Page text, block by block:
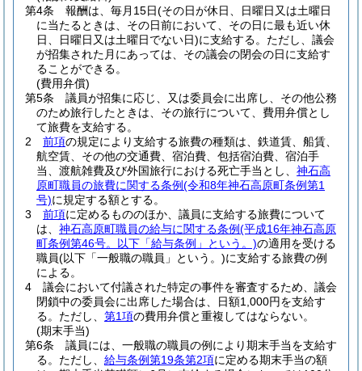
第4条
報酬は、毎月15日(その日が休日、日曜日又は土曜日
に当たるときは、その日前において、その日に最も近い休
日、日曜日又は土曜日でない日)に支給する。 ただし、議会
が招集された月にあっては、その議会の閉会の日に支給す
ることができる。
(費用弁償)
第5条
議員が招集に応じ、又は委員会に出席し、その他公務
のため旅行したときは、その旅行について、費用弁償とし
て旅費を支給する。
2
前項の規定により支給する旅費の種類は、鉄道賃、船賃、
航空賃、その他の交通費、宿泊費、包括宿泊費、宿泊手
当、渡航雑費及び外国旅行における死亡手当とし、 神石高
原町職員の旅費に関する条例(令和8年神石高原町条例第1
号)に規定する額とする。
3
前項に定めるもののほか、議員に支給する旅費について
は、 神石高原町職員の給与に関する条例(平成16年神石高原
町条例第46号。以下「給与条例」という。)の適用を受ける
職員(以下「一般職の職員」という。)に支給する旅費の例
による。
4
議会において付議された特定の事件を審査するため、議会
閉鎖中の委員会に出席した場合は、日額1,000円を支給す
る。 ただし、 第1項の費用弁償と重複してはならない。
(期末手当)
第6条
議員には、一般職の職員の例により期末手当を支給す
る。 ただし、 給与条例第19条第2項に定める期末手当の額